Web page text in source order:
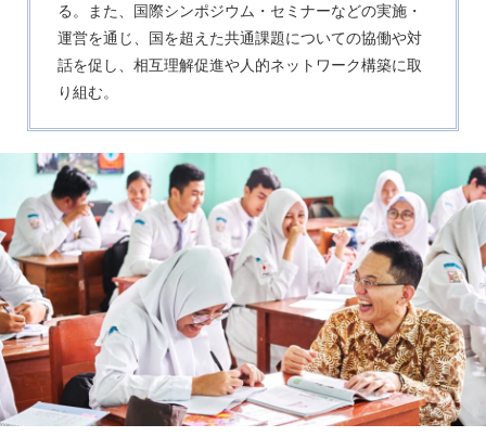
る。また、国際シンポジウム・セミナーなどの実施・
運営を通じ、国を超えた共通課題についての協働や対
話を促し、相互理解促進や人的ネットワーク構築に取
り組む。